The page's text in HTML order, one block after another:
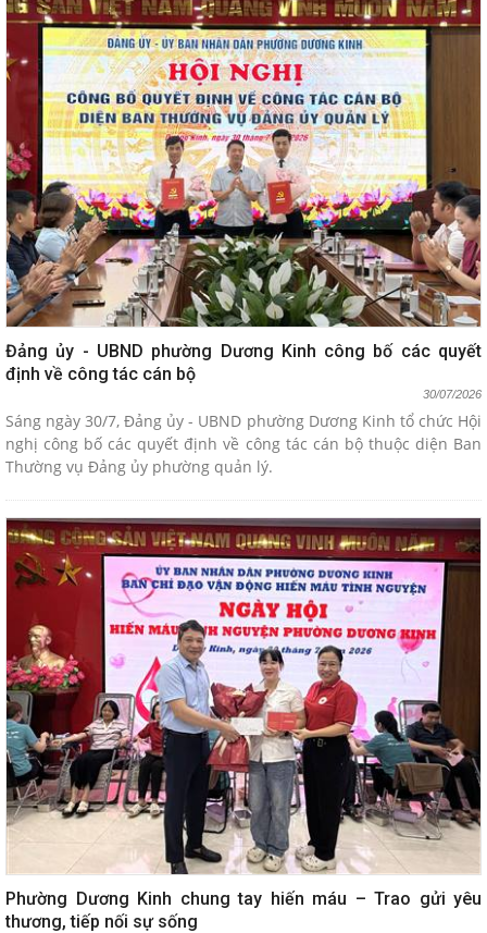
Đảng ủy - UBND phường Dương Kinh công bố các quyết
định về công tác cán bộ
30/07/2026
Sáng ngày 30/7, Đảng ủy - UBND phường Dương Kinh tổ chức Hội
nghị công bố các quyết định về công tác cán bộ thuộc diện Ban
Thường vụ Đảng ủy phường quản lý.
Phường Dương Kinh chung tay hiến máu – Trao gửi yêu
thương, tiếp nối sự sống